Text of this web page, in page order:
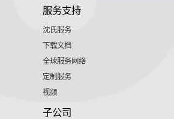
服务支持
沈氏服务
下载文档
全球服务网络
定制服务
视频
子公司